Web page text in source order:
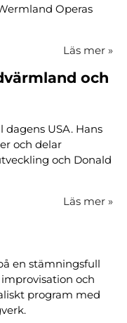
Operas
Läs mer »
och
USA. Hans
och delar
och Donald
Läs mer »
en stämningsfull
och
program med